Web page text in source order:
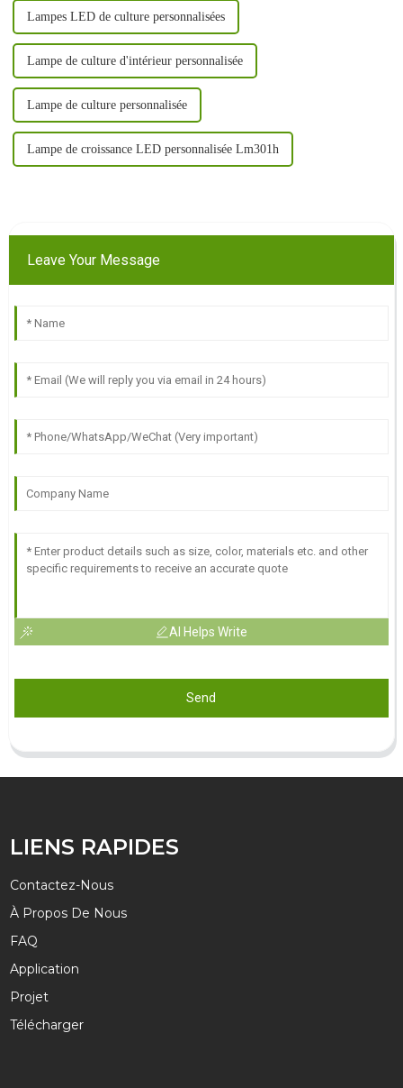
Lampes LED de culture personnalisées
Lampe de culture d'intérieur personnalisée
Lampe de culture personnalisée
Lampe de croissance LED personnalisée Lm301h
Leave Your Message
AI Helps Write
Send
LIENS RAPIDES
Contactez-Nous
À Propos De Nous
FAQ
Application
Projet
Télécharger